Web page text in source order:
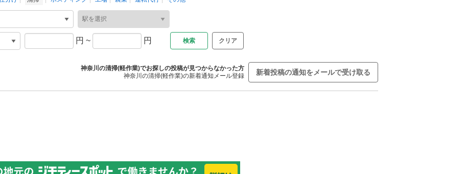
円 ~ 円 クリア
神奈川の清掃(軽作業)でお探しの投稿が見つからなかった方
神奈川の清掃(軽作業)の新着通知メール登録
新着投稿の通知をメールで受け取る